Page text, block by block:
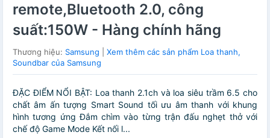
remote,Bluetooth 2.0, công
suất:150W - Hàng chính hãng
Thương hiệu: Samsung
Xem thêm các sản phẩm Loa thanh,
Soundbar của Samsung
ĐẶC ĐIỂM NỔI BẬT:️ Loa thanh 2.1ch và loa siêu trầm 6.5 cho
chất âm ấn tượng️ Smart Sound tối ưu âm thanh với khung
hình tương ứng️ Đắm chìm vào từng trận đấu nghẹt thở với
chế độ Game Mode️ Kết nối l...